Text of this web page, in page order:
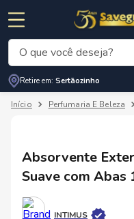
CUPOM DE
O que você deseja?
Retire em: Sertãozinho
Perfumaria E Beleza
Absorvente
Suave com Abas
INTIMUS
Termos mais buscados
3º
cerveja
5º arroz